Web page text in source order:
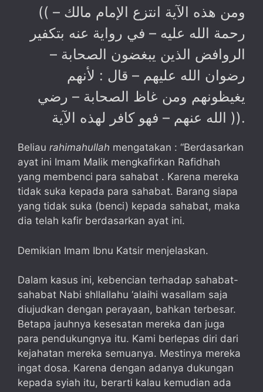
(( ومن هذه الآية انتزع الإمام مالك –
رحمة الله عليه – في رواية عنه بتكفير
الروافض الذين يبغضون الصحابة –
رضوان الله عليهم – قال : لأنهم
يغيظونهم ومن غاظ الصحابة – رضي
الله عنهم – فهو كافر لهذه الآية )).
Beliau rahimahullah mengatakan : “Berdasarkan
ayat ini Imam Malik mengkafirkan Rafidhah
yang membenci para sahabat . Karena mereka
tidak suka kepada para sahabat. Barang siapa
yang tidak suka (benci) kepada sahabat, maka
dia telah kafir berdasarkan ayat ini.
Demikian Imam Ibnu Katsir menjelaskan.
Dalam kasus ini, kebencian terhadap sahabat-
sahabat Nabi shllallahu ‘alaihi wasallam saja
diujudkan dengan perayaan, bahkan terbesar.
Betapa jauhnya kesesatan mereka dan juga
para pendukungnya itu. Kami berlepas diri dari
kejahatan mereka semuanya. Mestinya mereka
ingat dosa. Karena dengan adanya dukungan
kepada syiah itu, berarti kalau kemudian ada